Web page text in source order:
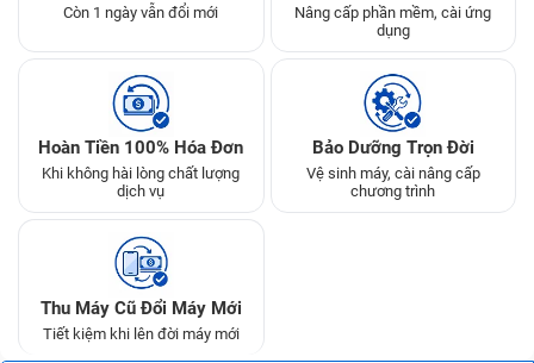
Còn 1 ngày vẫn đổi mới
Nâng cấp phần mềm, cài ứng
dụng
Hoàn Tiền 100% Hóa Đơn
Khi không hài lòng chất lượng
dịch vụ
Bảo Dưỡng Trọn Đời
Vệ sinh máy, cài nâng cấp
chương trình
Thu Máy Cũ Đổi Máy Mới
Tiết kiệm khi lên đời máy mới